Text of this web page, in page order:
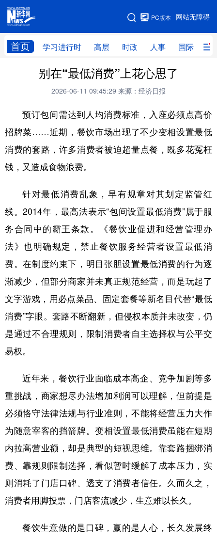
网站无障碍
PC版本
首页 学习进行时 高层 时政 人事 国际 财
网站地图
学习进行时 高层 时政
财经 网评
台湾 思客智库 全球连线 教育
科技 科创 量子 体育
文化 书画 健康 军事
法律 中央文件 金融 汽车
食品 人居 信息化 数字经济
学术中国 乡村振兴 银龄 溯源中国
彩票 娱乐 时尚 悦读
公益 一带一路 亚太网 上市公司
文化产业
地方频道
北京 天津 河北 山西
辽宁 吉林 上海 江苏
浙江 安徽 福建 江西
山东 河南 湖北 湖南
陕西 甘肃 青海 宁夏
别在“最低消费”上花心思了
2026-06-11 09:45:29 来源：经济日报
预订包间需达到人均消费标准，入座必须点高价
招牌菜……近期，餐饮市场出现了不少变相设置最低
消费的套路，许多消费者被迫超量点餐，既多花冤枉
钱，又造成食物浪费。
针对最低消费乱象，早有规章对其划定监管红
线。2014年，最高法表示“包间设置最低消费”属于服
务合同中的霸王条款。《餐饮业促进和经营管理办
法》也明确规定，禁止餐饮服务经营者设置最低消
费。在制度约束下，明目张胆设置最低消费的行为逐
渐减少，但部分商家并未真正规范经营，而是玩起了
文字游戏，用必点菜品、固定套餐等新名目代替“最低
消费”字眼。套路不断翻新，但侵权本质并未改变，仍
是通过不合理规则，限制消费者自主选择权与公平交
易权。
近年来，餐饮行业面临成本高企、竞争加剧等多
重挑战，商家想尽办法增加利润可以理解，但前提是
必须恪守法律法规与行业准则，不能将经营压力大作
为随意宰客的挡箭牌。变相设置最低消费虽能在短期
内拉高营业额，却是典型的短视思维。靠套路捆绑消
费、靠规则限制选择，看似暂时缓解了成本压力，实
则消耗了门店口碑、透支了消费者信任。久而久之，
消费者用脚投票，门店客流减少，生意难以长久。
餐饮生意做的是口碑，赢的是人心，长久发展终